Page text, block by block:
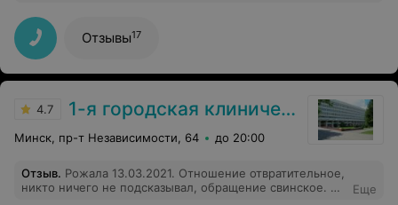
мужчине ум-решающая ценность.(правило таких
людей)
Отзывы17
4.7 1-я городская клиническая больница
Минск, пр-т Независимости, 64 до 20:00
Отзыв. Рожала 13.03.2021. Отношение отвратительное,
никто ничего не подсказывал, обращение свинское. Но
Еще